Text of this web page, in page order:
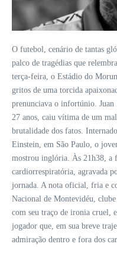
O futebol, cenário de tantas
palco de tragédias que
terça-feira, o Estádio do
gritos de uma torcida
prenunciava o infortúnio. Juan
27 anos, caiu vítima de um
brutalidade dos fatos.
Einstein, em São Paulo, o
mostrou inglória. Às 21h38, a
cardiorrespiratória, agravada
jornada. A nota oficial, fria e
Nacional de Montevidéu, clube
com seu traço de ironia cruel,
jogador que, em sua breve
admiração dentro e fora dos